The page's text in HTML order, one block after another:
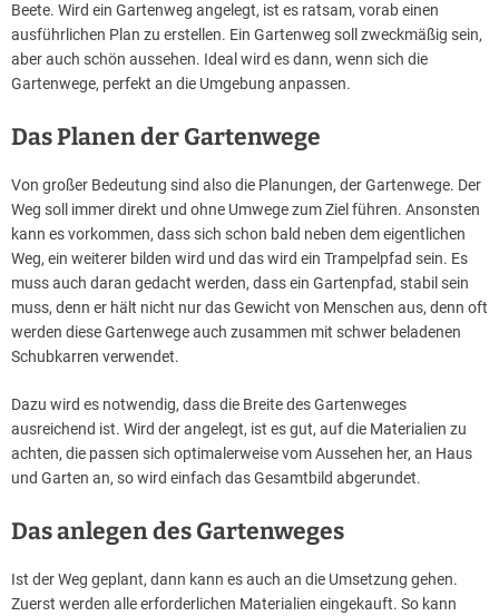
Beete. Wird ein Gartenweg angelegt, ist es ratsam, vorab einen
ausführlichen Plan zu erstellen. Ein Gartenweg soll zweckmäßig sein,
aber auch schön aussehen. Ideal wird es dann, wenn sich die
Gartenwege, perfekt an die Umgebung anpassen.
Das Planen der Gartenwege
Von großer Bedeutung sind also die Planungen, der Gartenwege. Der
Weg soll immer direkt und ohne Umwege zum Ziel führen. Ansonsten
kann es vorkommen, dass sich schon bald neben dem eigentlichen
Weg, ein weiterer bilden wird und das wird ein Trampelpfad sein. Es
muss auch daran gedacht werden, dass ein Gartenpfad, stabil sein
muss, denn er hält nicht nur das Gewicht von Menschen aus, denn oft
werden diese Gartenwege auch zusammen mit schwer beladenen
Schubkarren verwendet.
Dazu wird es notwendig, dass die Breite des Gartenweges
ausreichend ist. Wird der angelegt, ist es gut, auf die Materialien zu
achten, die passen sich optimalerweise vom Aussehen her, an Haus
und Garten an, so wird einfach das Gesamtbild abgerundet.
Das anlegen des Gartenweges
Ist der Weg geplant, dann kann es auch an die Umsetzung gehen.
Zuerst werden alle erforderlichen Materialien eingekauft. So kann